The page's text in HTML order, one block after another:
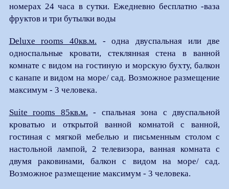
номерах 24 часа в сутки. Ежедневно бесплатно -ваза
фруктов и три бутылки воды
Deluxe rooms 40кв.м. - одна двуспальная или две
односпальные кровати, стеклянная стена в ванной
комнате с видом на гостиную и морскую бухту, балкон
c канапе и видом на море/ сад. Возможное размещение
максимум - 3 человека.
Suite rooms 85кв.м. - спальная зона с двуспальной
кроватью и открытой ванной комнатой с ванной,
гостиная с мягкой мебелью и письменным столом с
настольной лампой, 2 телевизора, ванная комната с
двумя раковинами, балкон с видом на море/ сад.
Возможное размещение максимум - 3 человека.